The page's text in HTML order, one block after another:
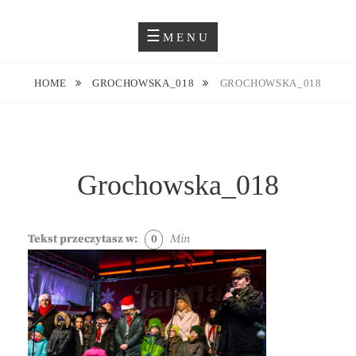
JUSTYNA EWA GROCHOWSKA
MENU
HOME GROCHOWSKA_018 GROCHOWSKA_018
Grochowska_018
Tekst przeczytasz w: 0 Min